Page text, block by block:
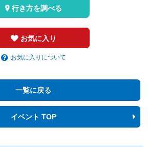
お気に入り
お気に入りについて
行き方を調べる
一覧に戻る
イベント TOP